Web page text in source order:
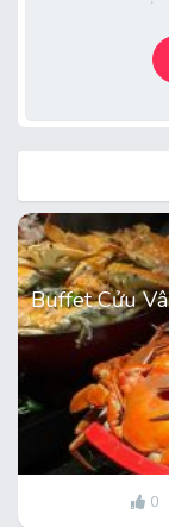
Buffet Cửu
0